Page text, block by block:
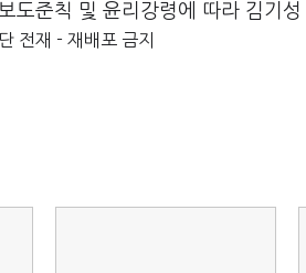
도준칙 및 윤리강령에 따라 김기
전재 - 재배포 금지